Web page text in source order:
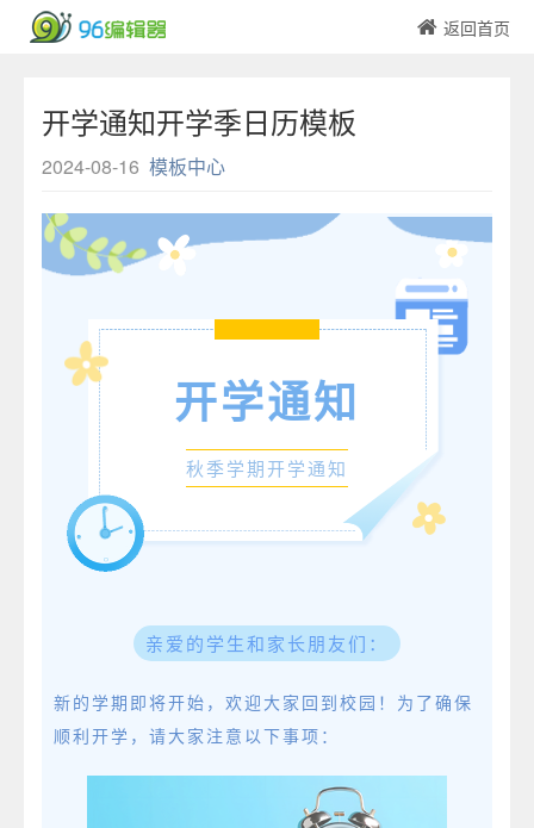
返回首页
开学通知开学季日历模板
2024-08-16 模板中心
开学通知
秋季学期开学通知
亲爱的学生和家长朋友们：
新的学期即将开始，欢迎大家回到校园！为了确保
顺利开学，请大家注意以下事项：